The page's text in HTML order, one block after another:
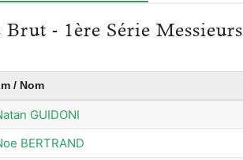
Brut - 1ère Série Messieurs
/ Nom
GUIDONI
BERTRAND